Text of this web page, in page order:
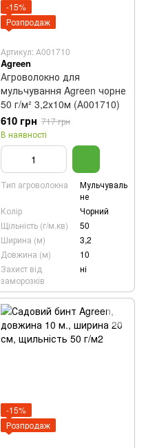
-15%
Розпродаж
Артикул: А001710
Agreen
Агроволокно для
мульчування Agreen чорне
50 г/м² 3,2х10м (А001710)
610 грн 717 грн
В наявності
Тип агроволокна
Мульчуваль
не
Колір
Чорний
Щільність (г/м.кв)
50
Ширина (м)
3,2
Довжина (м)
10
Захист від
заморозків
ні
-15%
Розпродаж